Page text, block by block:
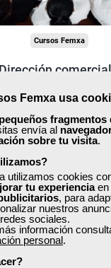
Femxa usa
pequeños fragmentos
envía al
sobre tu visita.
utilizamos cookies
tu experienciaen
, para
nuestros
sociales.
información
personal.
Cursos Femxa
Dirección
de
Curso Gratuito
75 horas
- Aula virtual en
Ver curso
0 52